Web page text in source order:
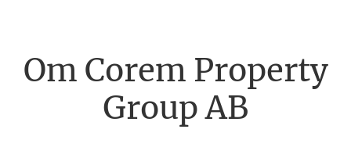
Om Corem Property
Group AB